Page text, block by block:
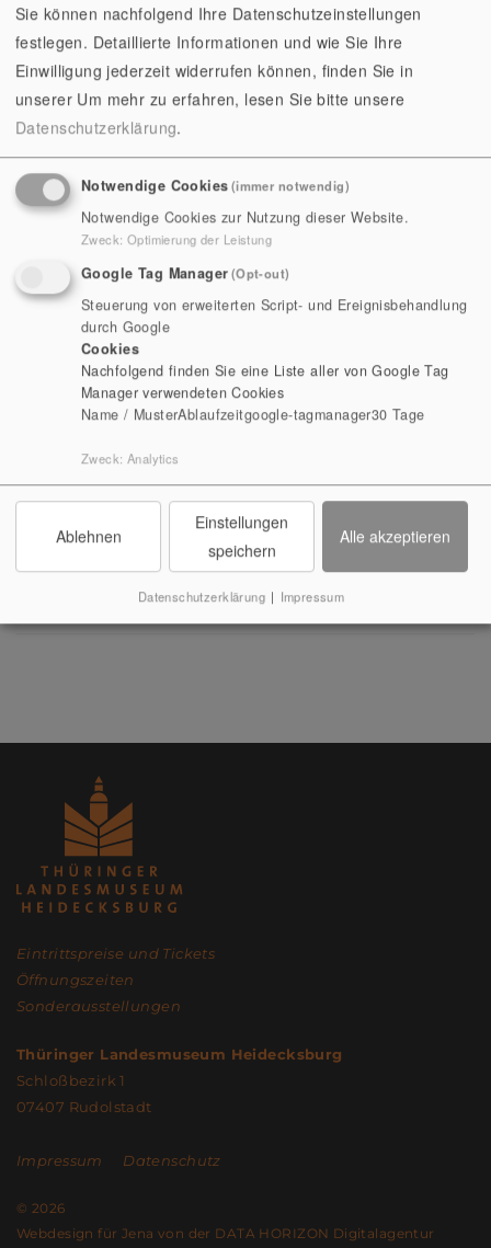
Start Klosterensemble Klosterruine
DIE KLOSTERRUINE IN
PAULINZELLA
RESTE BEDEUTENDER ROMANISCHER
ARCHITEKTUR
GRÜNDUNG DES KLOSTERS – VON
DER MARIENZELLE ZU
PAULINZELLA
»WIEDERENTDECKUNG« DES
KLOSTERS
RETTUNG DER RUINE VOR DEM
WEITEREN VERFALL
Eintrittspreise und Tickets
Öffnungszeiten
Sonderausstellungen
Thüringer Landesmuseum Heidecksburg
Schloßbezirk 1
07407 Rudolstadt
Impressum Datenschutz
© 2026
Webdesign für Jena von der DATA HORIZON Digitalagentur
Sie können nachfolgend Ihre Datenschutzeinstellungen
festlegen. Detaillierte Informationen und wie Sie Ihre
Einwilligung jederzeit widerrufen können, finden Sie in
unserer Um mehr zu erfahren, lesen Sie bitte unsere
Datenschutzerklärung.
Notwendige Cookies(immer notwendig)
Notwendige Cookies zur Nutzung dieser Website.
Zweck: Optimierung der Leistung
Google Tag Manager(Opt-out)
Steuerung von erweiterten Script- und Ereignisbehandlung
durch Google
Cookies
Nachfolgend finden Sie eine Liste aller von Google Tag
Manager verwendeten Cookies
Name / MusterAblaufzeitgoogle-tagmanager30 Tage
Zweck: Analytics
Ablehnen
Einstellungen
speichern
Alle akzeptieren
Datenschutzerklärung | Impressum